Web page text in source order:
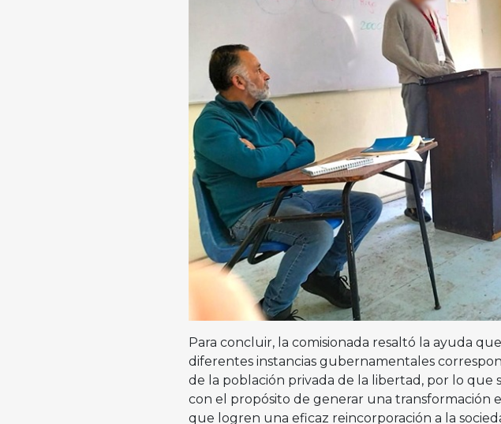
Para concluir, la comisionada resaltó la ayuda
diferentes instancias gubernamentales
de la población privada de la libertad, por lo que
con el propósito de generar una transformación
que logren una eficaz reincorporación a la